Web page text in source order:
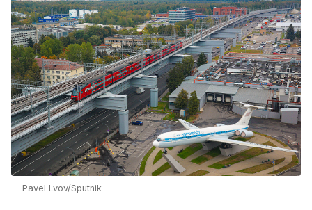
Pavel Lvov/Sputnik